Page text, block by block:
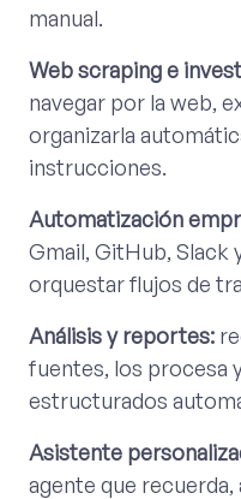
manual.
Web scraping e
navegar por la web,
organizarla
instrucciones.
Automatización
Gmail, GitHub, Slack
orquestar flujos de
Análisis y reportes:
fuentes, los procesa
estructurados
Asistente
agente que